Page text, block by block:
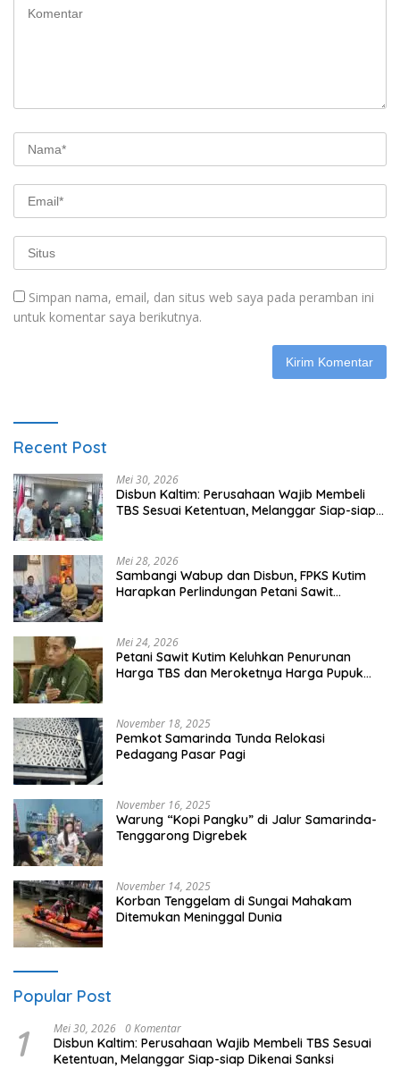
Simpan nama, email, dan situs web saya pada peramban ini
untuk komentar saya berikutnya.
Recent Post
Mei 30, 2026
Disbun Kaltim: Perusahaan Wajib Membeli
TBS Sesuai Ketentuan, Melanggar Siap-siap
Mei 28, 2026
Sambangi Wabup dan Disbun, FPKS Kutim
Harapkan Perlindungan Petani Sawit
Mei 24, 2026
Petani Sawit Kutim Keluhkan Penurunan
Harga TBS dan Meroketnya Harga Pupuk
November 18, 2025
Pemkot Samarinda Tunda Relokasi
Pedagang Pasar Pagi
November 16, 2025
Warung “Kopi Pangku” di Jalur Samarinda-
Tenggarong Digrebek
November 14, 2025
Korban Tenggelam di Sungai Mahakam
Ditemukan Meninggal Dunia
Popular Post
1 Mei 30, 2026 0 Komentar
Disbun Kaltim: Perusahaan Wajib Membeli TBS Sesuai
Ketentuan, Melanggar Siap-siap Dikenai Sanksi